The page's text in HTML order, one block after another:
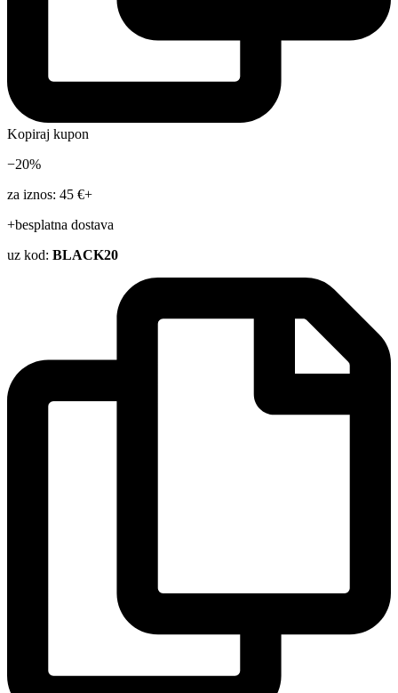
Kopiraj kupon
−20%
za iznos: 45 €+
+besplatna dostava
uz kod: BLACK20